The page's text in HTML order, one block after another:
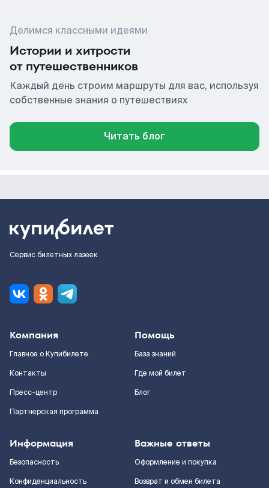
Делимся классными идеями
Истории и хитрости
от путешественников
Каждый день строим маршруты для вас, используя
собственные знания о путешествиях
Читать блог
Сервис билетных лазеек
Компания
Главное о Купибилете
Контакты
Пресс-центр
Партнерская программа
Помощь
База знаний
Где мой билет
Блог
Информация
Безопасность
Конфиденциальность
Важные ответы
Оформление и покупка
Возврат и обмен билета